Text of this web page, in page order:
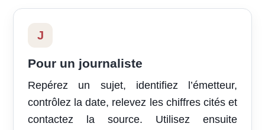
J
Pour un journaliste
Repérez un sujet, identifiez l’émetteur,
contrôlez la date, relevez les chiffres cités et
contactez la source. Utilisez ensuite